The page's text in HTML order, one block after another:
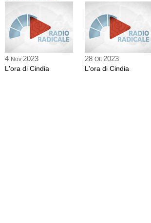
4 Nov 2023
L'ora di Cindia
28 Ott 2023
L'ora di Cindia